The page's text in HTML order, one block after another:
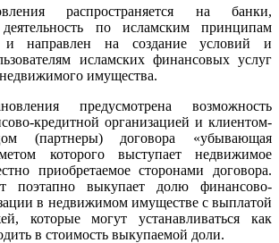
распространяется на банки,
по исламским принципам
и направлен на создание условий и
исламских финансовых услуг
имущества.
предусмотрена возможность
кредитной организацией и клиентом-
(партнеры) договора «убывающая
которого выступает недвижимое
приобретаемое сторонами договора.
поэтапно выкупает долю финансово-
в недвижимом имуществе с выплатой
которые могут устанавливаться как
в стоимость выкупаемой доли.